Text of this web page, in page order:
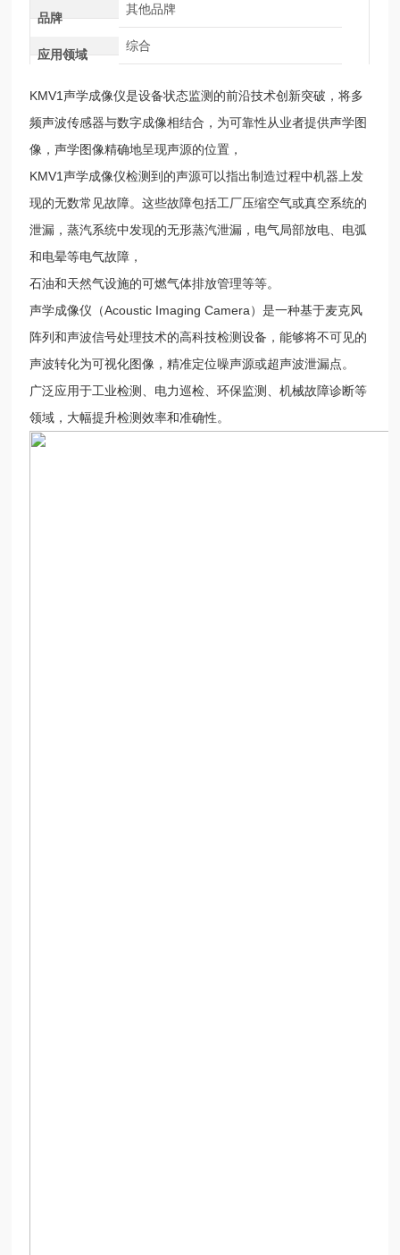
品牌
其他品牌
应用领域
综合
KMV1声学成像仪是设备状态监测的前沿技术创新突破，将多
频声波传感器与数字成像相结合，为可靠性从业者提供声学图
像，声学图像精确地呈现声源的位置，
KMV1声学成像仪检测到的声源可以指出制造过程中机器上发
现的无数常见故障。这些故障包括工厂压缩空气或真空系统的
泄漏，蒸汽系统中发现的无形蒸汽泄漏，电气局部放电、电弧
和电晕等电气故障，
石油和天然气设施的可燃气体排放管理等等。
声学成像仪（Acoustic Imaging Camera）是一种基于麦克风
阵列和声波信号处理技术的高科技检测设备，能够将不可见的
声波转化为可视化图像，精准定位噪声源或超声波泄漏点。
广泛应用于工业检测、电力巡检、环保监测、机械故障诊断等
领域，大幅提升检测效率和准确性。